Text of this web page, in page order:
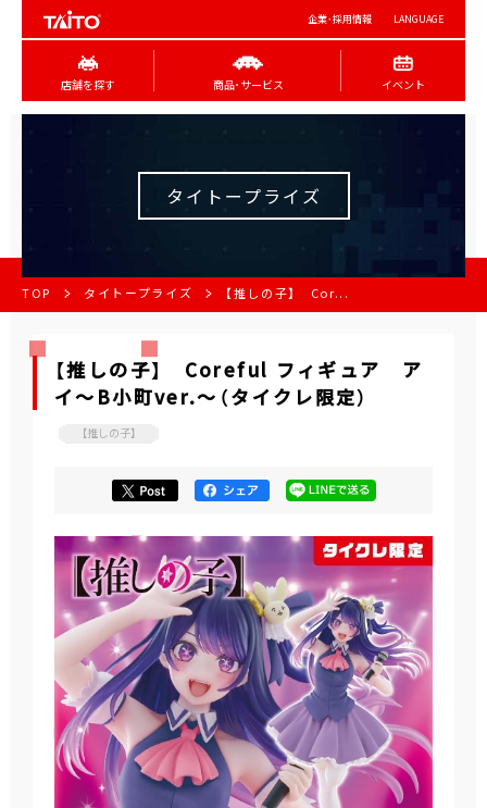
企業･採用情報 LANGUAGE
店舗を探す 商品･サービス イベント
タイトープライズ
TOP タイトープライズ 【推しの子】 Cor...
【推しの子】 Coreful フィギュア ア
イ～B小町ver.～（タイクレ限定）
【推しの子】